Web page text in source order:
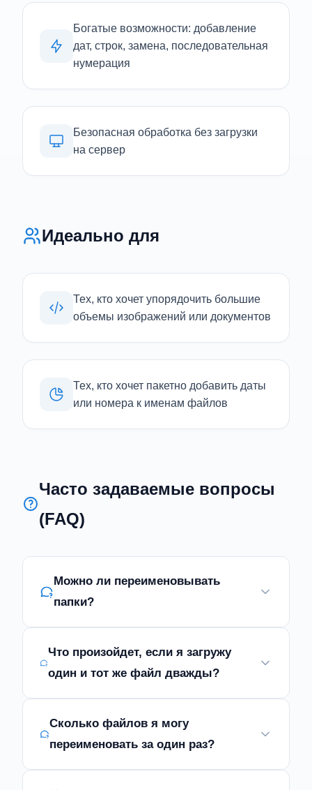
Богатые возможности: добавление
дат, строк, замена, последовательная
нумерация
Безопасная обработка без загрузки
на сервер
Идеально для
Тех, кто хочет упорядочить большие
объемы изображений или документов
Тех, кто хочет пакетно добавить даты
или номера к именам файлов
Часто задаваемые вопросы
(FAQ)
Можно ли переименовывать
папки?
Что произойдет, если я загружу
один и тот же файл дважды?
Сколько файлов я могу
переименовать за один раз?